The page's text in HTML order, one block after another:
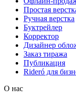
Простая
Ручная верстка
Буктрейлер
Корректор
Дизайнер
Заказ тиража
Публикация
Rideró для
О нас